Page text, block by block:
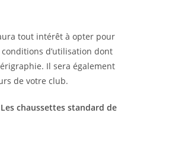
tout intérêt à opter pour
d’utilisation dont
Il sera également
de votre club.
Les chaussettes standard de